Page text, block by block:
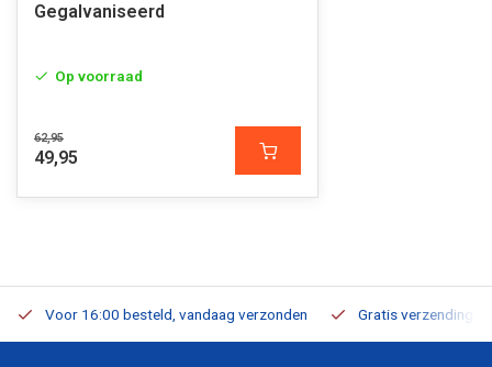
Gegalvaniseerd
Op voorraad
62,95
49,95
Voor 16:00 besteld, vandaag verzonden Gratis verzending